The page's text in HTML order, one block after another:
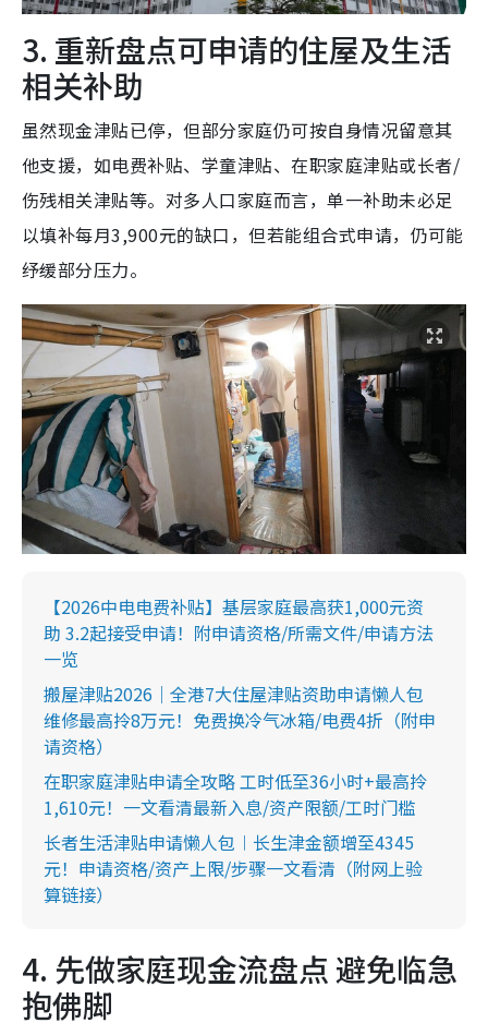
3. 重新盘点可申请的住屋及生活
相关补助
虽然现金津贴已停，但部分家庭仍可按自身情况留意其
他支援，如电费补贴、学童津贴、在职家庭津贴或长者/
伤残相关津贴等。对多人口家庭而言，单一补助未必足
以填补每月3,900元的缺口，但若能组合式申请，仍可能
纾缓部分压力。
【2026中电电费补贴】基层家庭最高获1,000元资
助 3.2起接受申请！附申请资格/所需文件/申请方法
一览
搬屋津贴2026｜全港7大住屋津贴资助申请懒人包
维修最高拎8万元！免费换冷气冰箱/电费4折（附申
请资格）
在职家庭津贴申请全攻略 工时低至36小时+最高拎
1,610元！一文看清最新入息/资产限额/工时门槛
长者生活津贴申请懒人包︱长生津金额增至4345
元！申请资格/资产上限/步骤一文看清（附网上验
算链接）
4. 先做家庭现金流盘点 避免临急
抱佛脚